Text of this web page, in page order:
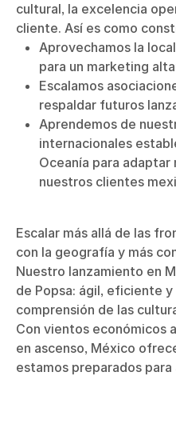
cultural, la excelencia
cliente. Así es como
Aprovechamos la
para un marketing
Escalamos
respaldar futuros
Aprendemos de
internacionales
Oceanía para
nuestros clientes
Escalar más allá de las
con la geografía y más
Nuestro lanzamiento en
de Popsa: ágil, eficiente y
comprensión de las
Con vientos económicos
en ascenso, México
estamos preparados